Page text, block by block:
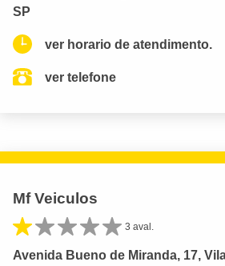
SP
ver horario de atendimento.
ver telefone
Mf Veiculos
3 aval.
Avenida Bueno de Miranda, 17,